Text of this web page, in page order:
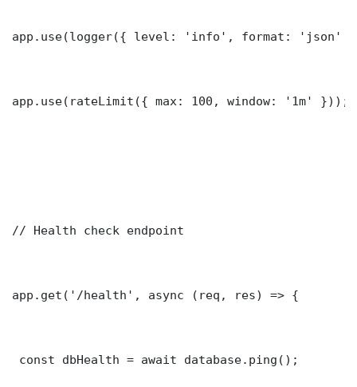
app.use(logger({ level: 'info', format: 'json'
app.use(rateLimit({ max: 100, window: '1m' }));
// Health check endpoint
app.get('/health', async (req, res) => {
const dbHealth = await database.ping();